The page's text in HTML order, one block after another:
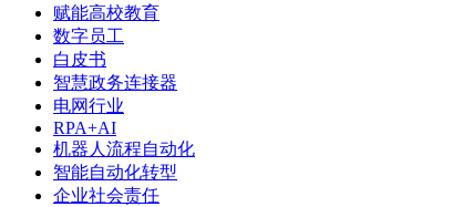
赋能高校教育
数字员工
白皮书
智慧政务连接器
电网行业
RPA+AI
机器人流程自动化
智能自动化转型
企业社会责任